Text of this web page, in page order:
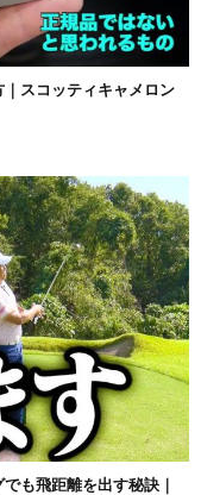
スコッティキャメロン
も飛距離を出す秘訣｜